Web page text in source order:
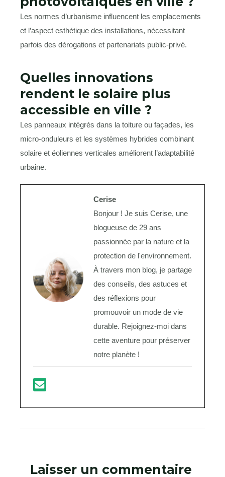
Les normes d’urbanisme influencent les emplacements
et l’aspect esthétique des installations, nécessitant
parfois des dérogations et partenariats public-privé.
Quelles innovations
rendent le solaire plus
accessible en ville ?
Les panneaux intégrés dans la toiture ou façades, les
micro-onduleurs et les systèmes hybrides combinant
solaire et éoliennes verticales améliorent l’adaptabilité
urbaine.
Cerise
Bonjour ! Je suis Cerise, une
blogueuse de 29 ans
passionnée par la nature et la
protection de l'environnement.
À travers mon blog, je partage
des conseils, des astuces et
des réflexions pour
promouvoir un mode de vie
durable. Rejoignez-moi dans
cette aventure pour préserver
notre planète !
Laisser un commentaire